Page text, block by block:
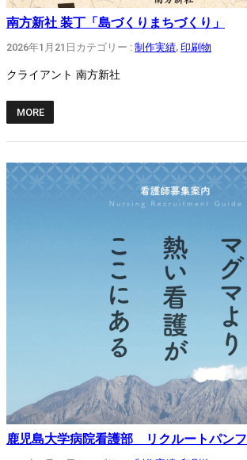
南方新社 装丁「島づくりまちづくり」
2026年1月21日 カテゴリー : 制作実績, 印刷物
クライアント 南方新社
MORE
鹿児島大学病院看護部 リクルートパンフ